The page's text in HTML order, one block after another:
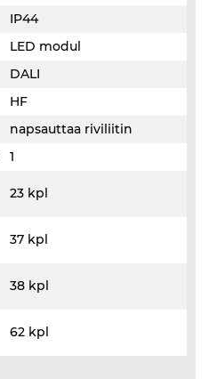
IP44
LED modul
DALI
HF
napsauttaa riviliitin
1
23 kpl
37 kpl
38 kpl
62 kpl